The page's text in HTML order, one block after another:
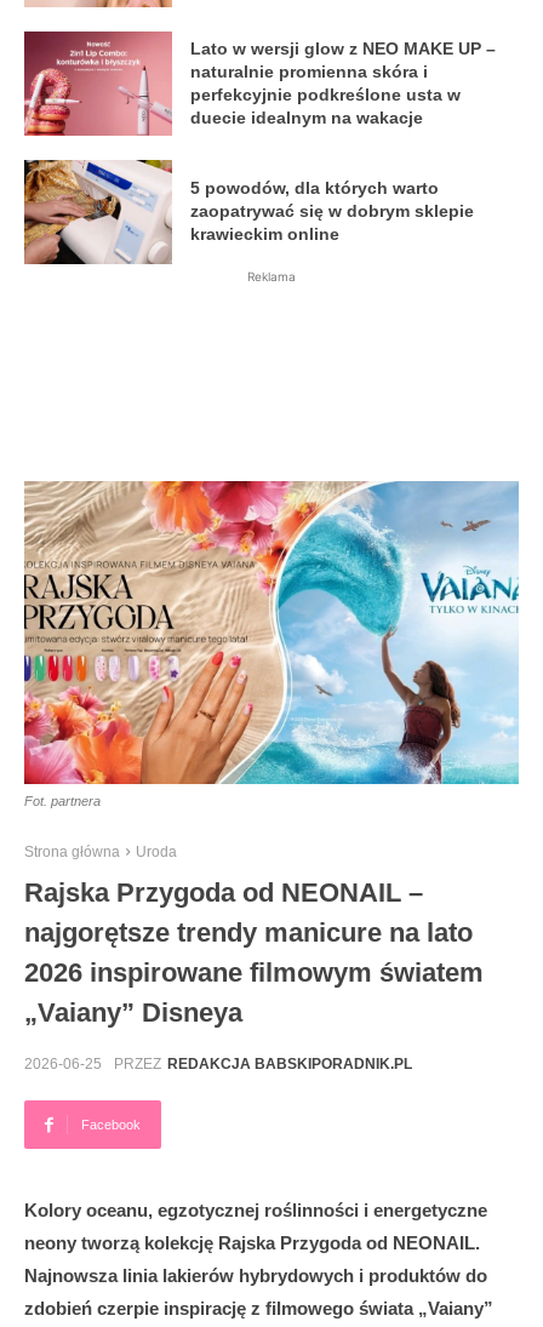
Lato w wersji glow z NEO MAKE UP –
naturalnie promienna skóra i
perfekcyjnie podkreślone usta w
duecie idealnym na wakacje
5 powodów, dla których warto
zaopatrywać się w dobrym sklepie
krawieckim online
Reklama